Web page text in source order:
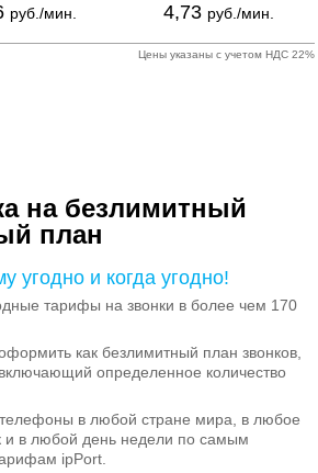
руб./мин. 4,73 руб./мин.
Цены указаны с учетом НДС 22%
на безлимитный
план
угодно и когда угодно!
тарифы на звонки в более чем 170
как безлимитный план звонков,
определенное количество
в любой стране мира, в любое
и в любой день недели по самым
ipPort.